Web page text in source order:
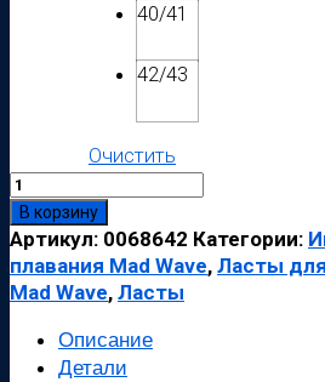
40/41
42/43
Очистить
Количество
товара
Ласты
Mad
Wave
COLOUR
SHORT
В корзину
Артикул: 0068642 Категории:
плавания Mad Wave, Ласты
Mad Wave, Ласты
Описание
Детали